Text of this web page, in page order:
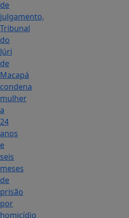
de
julgamento,
Tribunal
do
Júri
de
Macapá
condena
mulher
a
24
anos
e
seis
meses
de
prisão
por
homicídio